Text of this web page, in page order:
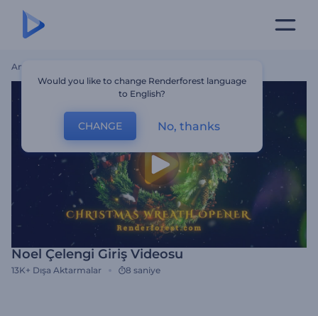
Ana Sayfa
Noel Çelengi Giriş Videosu
13K+ Dışa Aktarmalar 8 saniye
Would you like to change Renderforest language
to English?
CHANGE No, thanks